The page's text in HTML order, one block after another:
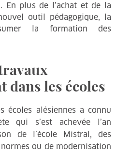
En plus de l’achat et de la
outil pédagogique, la
la formation des
dans les écoles
écoles alésiennes a connu
qui s’est achevée l’an
de l’école Mistral, des
ou de modernisation